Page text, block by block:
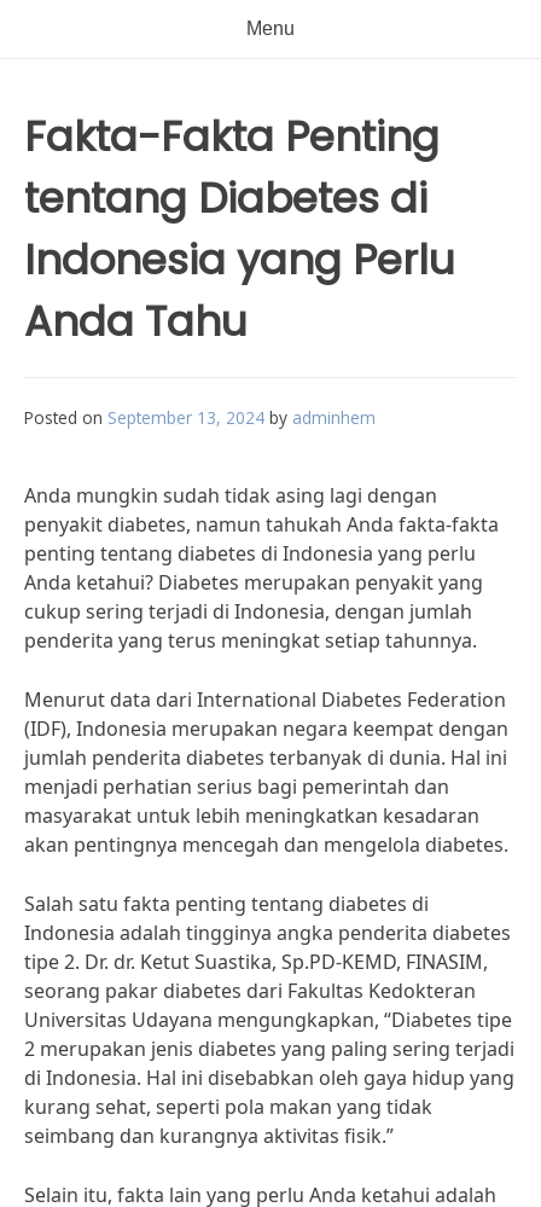
Menu
Fakta-Fakta Penting
tentang Diabetes di
Indonesia yang Perlu
Anda Tahu
Posted on September 13, 2024 by adminhem
Anda mungkin sudah tidak asing lagi dengan
penyakit diabetes, namun tahukah Anda fakta-fakta
penting tentang diabetes di Indonesia yang perlu
Anda ketahui? Diabetes merupakan penyakit yang
cukup sering terjadi di Indonesia, dengan jumlah
penderita yang terus meningkat setiap tahunnya.
Menurut data dari International Diabetes Federation
(IDF), Indonesia merupakan negara keempat dengan
jumlah penderita diabetes terbanyak di dunia. Hal ini
menjadi perhatian serius bagi pemerintah dan
masyarakat untuk lebih meningkatkan kesadaran
akan pentingnya mencegah dan mengelola diabetes.
Salah satu fakta penting tentang diabetes di
Indonesia adalah tingginya angka penderita diabetes
tipe 2. Dr. dr. Ketut Suastika, Sp.PD-KEMD, FINASIM,
seorang pakar diabetes dari Fakultas Kedokteran
Universitas Udayana mengungkapkan, “Diabetes tipe
2 merupakan jenis diabetes yang paling sering terjadi
di Indonesia. Hal ini disebabkan oleh gaya hidup yang
kurang sehat, seperti pola makan yang tidak
seimbang dan kurangnya aktivitas fisik.”
Selain itu, fakta lain yang perlu Anda ketahui adalah